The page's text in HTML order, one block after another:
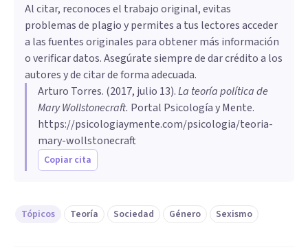
Al citar, reconoces el trabajo original, evitas
problemas de plagio y permites a tus lectores acceder
a las fuentes originales para obtener más información
o verificar datos. Asegúrate siempre de dar crédito a los
autores y de citar de forma adecuada.
Arturo Torres. (2017, julio 13).​La teoría política de
Mary Wollstonecraft. Portal Psicología y Mente.
https://psicologiaymente.com/psicologia/teoria-
mary-wollstonecraft
Copiar cita
Tópicos Teoría Sociedad Género Sexismo